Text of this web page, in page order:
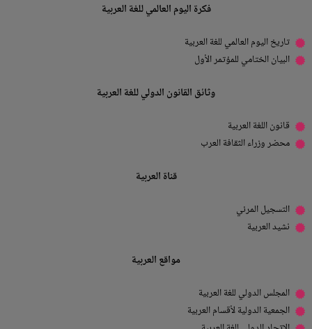
فكرة اليوم العالمي للغة العربية
تاريخ اليوم العالمي للغة العربية
البيان الختامي للمؤتمر الأول
وثائق القانون الدولي للغة العربية
قانون اللغة العربية
محضر وزراء الثقافة العرب
قناة العربية
التسجيل المرئي
نشيد العربية
مواقع العربية
المجلس الدولي للغة العربية
الجمعية الدولية لأقسام العربية